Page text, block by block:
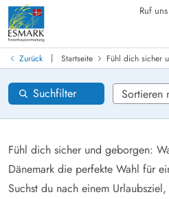
Ruf
Zurück | Startseite Fühl dich sicher
Fühl dich sicher und geborgen:
Dänemark die perfekte Wahl für
Suchst du nach einem
Suchfilter
Ferienhaus in
Anreise
Gebiete
Wünsche zum Haus